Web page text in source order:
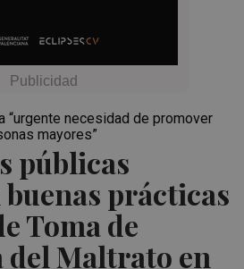
públicas
prácticas
Toma de
del Maltrato en
“urgente necesidad de promover
mayores”